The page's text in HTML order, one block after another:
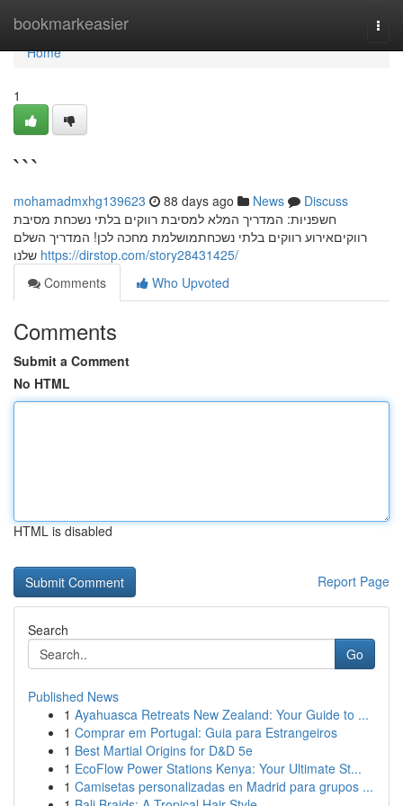
bookmarkeasier
Home
Home
1
```
mohamadmxhg139623 88 days ago News
Discuss
חשפניות: המדריך המלא למסיבת רווקים בלתי נשכחת מסיבת
רווקיםאירוע רווקים בלתי נשכחתמושלמת מחכה לכן! המדריך השלם
https://dirstop.com/story28431425/
Comments
Who Upvoted
Comments
Submit a Comment
No HTML
HTML is disabled
Report Page
Search
Go
Published News
1 Ayahuasca Retreats New Zealand: Your Guide to ...
1 Comprar em Portugal: Guia para Estrangeiros
1 Best Martial Origins for D&D 5e
1 EcoFlow Power Stations Kenya: Your Ultimate St...
1 Camisetas personalizadas en Madrid para grupos ...